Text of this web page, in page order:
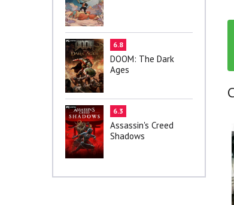
6.8
DOOM: The Dark
Ages
6.3
Assassin's Creed
Shadows